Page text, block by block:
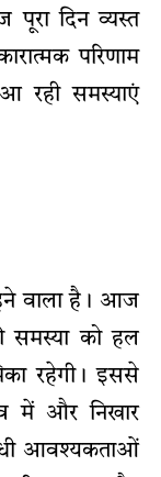
दिन व्यस्त
परिणाम
रही समस्याएं
वाला है। आज
समस्या को हल
रहेगी। इससे
में और निखार
आवश्यकताओं